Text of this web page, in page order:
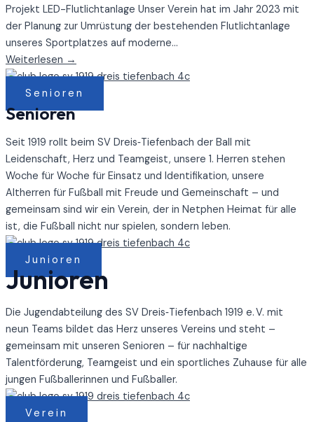
Projekt LED-Flutlichtanlage Unser Verein hat im Jahr 2023 mit
der Planung zur Umrüstung der bestehenden Flutlichtanlage
unseres Sportplatzes auf moderne...
Weiterlesen →
Senioren
Senioren
Seit 1919 rollt beim SV Dreis‑Tiefenbach der Ball mit
Leidenschaft, Herz und Teamgeist, unsere 1. Herren stehen
Woche für Woche für Einsatz und Identifikation, unsere
Altherren für Fußball mit Freude und Gemeinschaft – und
gemeinsam sind wir ein Verein, der in Netphen Heimat für alle
ist, die Fußball nicht nur spielen, sondern leben.
Junioren
Junioren
Die Jugendabteilung des SV Dreis‑Tiefenbach 1919 e. V. mit
neun Teams bildet das Herz unseres Vereins und steht –
gemeinsam mit unseren Senioren – für nachhaltige
Talentförderung, Teamgeist und ein sportliches Zuhause für alle
jungen Fußballerinnen und Fußballer.
Verein